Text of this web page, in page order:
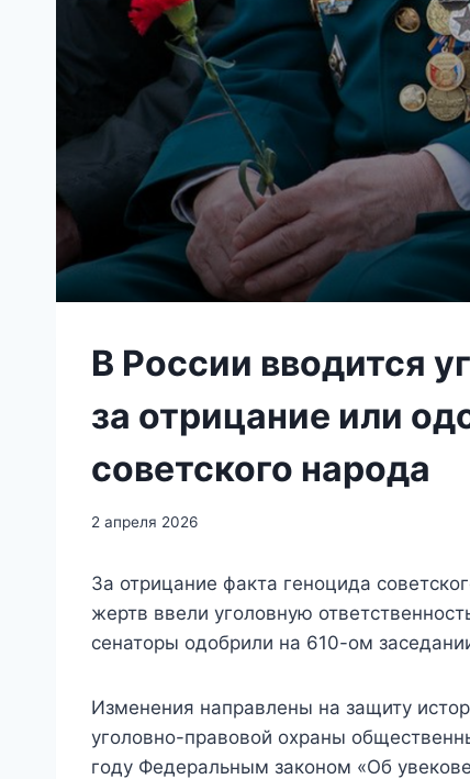
В России вводится
за отрицание или
советского народа
2 апреля 2026
За отрицание факта геноцида
жертв ввели уголовную
сенаторы одобрили на 610-ом
Изменения направлены на защиту
уголовно-правовой охраны
году Федеральным законом «Об